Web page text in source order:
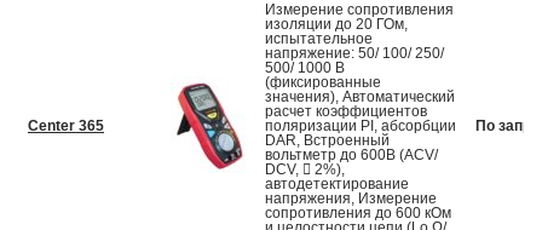
Center 365
Измерение сопротивления
изоляции до 20 ГОм,
испытательное
напряжение: 50/ 100/ 250/
500/ 1000 В
(фиксированные
значения), Автоматический
расчет коэффициентов
поляризации PI, абсорбции
DAR, Встроенный
вольтметр до 600В (ACV/
DCV,  2%),
автодетектирование
напряжения, Измерение
сопротивления до 600 кОм
По